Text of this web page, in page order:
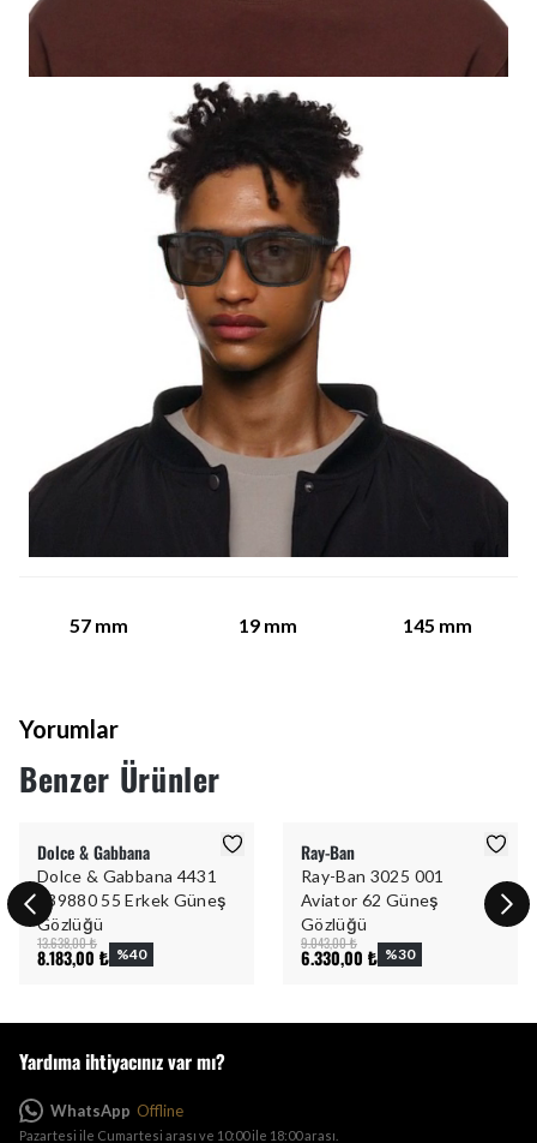
57 mm 19 mm 145 mm
Yorumlar
Benzer Ürünler
Dolce & Gabbana
Dolce & Gabbana 4431
339880 55 Erkek Güneş
Gözlüğü
13.638,00 ₺
8.183,00 ₺ %40
Ray-Ban
Ray-Ban 3025 001
Aviator 62 Güneş
Gözlüğü
9.043,00 ₺
6.330,00 ₺ %30
Yardıma ihtiyacınız var mı?
WhatsApp Offline
Pazartesi ile Cumartesi arası ve 10:00 ile 18:00 arası.